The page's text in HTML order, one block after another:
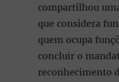
compartilhou
que considera
quem ocupa
concluir o
reconhecimento